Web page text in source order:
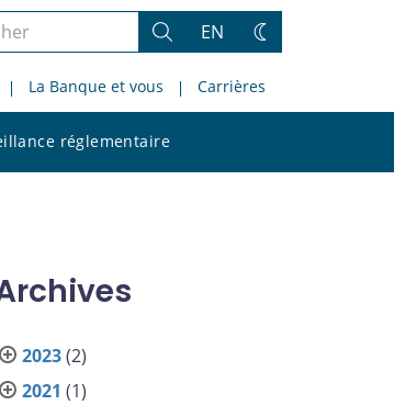
Rechercher
EN
Changez
thème
La Banque et vous Carrières
réglementaire
le
2023(2)
2021 (1)